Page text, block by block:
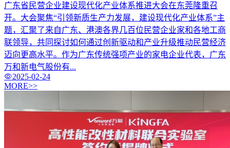
广东省民营企业建设现代化产业体系推进大会在东莞隆重召
开。大会聚焦“引领新质生产力发展，建设现代化产业体系”主
题，汇聚了来自广东、港澳各界几百位民营企业家和各地工商
联领导，共同探讨如何通过创新驱动和产业升级推动民营经济
迈向更高水平。作为广东传统强项产业的家电企业代表，广东
万和新电气股份有...
2025-02-24
MORE>>